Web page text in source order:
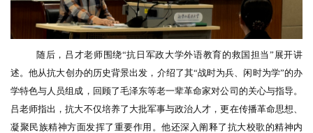
随后，吕才老师围绕“抗日军政大学外语教育的救国担当”展开讲
述。他从抗大创办的历史背景出发，介绍了其“战时为兵、闲时为学”的办
学特色与人员组成，回顾了毛泽东等老一辈革命家对公司的关心与指导。
吕老师指出，抗大不仅培养了大批军事与政治人才，更在传播革命思想、
凝聚民族精神方面发挥了重要作用。他还深入阐释了抗大校歌的精神内